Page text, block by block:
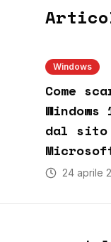
Windows
Come
dal
24 aprile